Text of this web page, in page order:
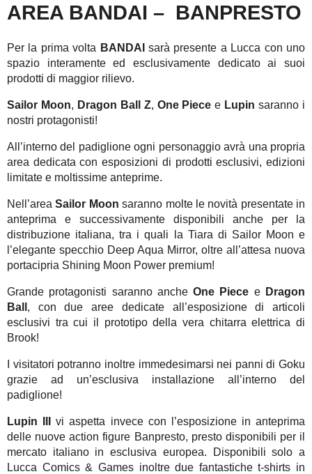
AREA BANDAI – BANPRESTO
Per la prima volta BANDAI sarà presente a Lucca con uno
spazio interamente ed esclusivamente dedicato ai suoi
prodotti di maggior rilievo.
Sailor Moon, Dragon Ball Z, One Piece e Lupin saranno i
nostri protagonisti!
All’interno del padiglione ogni personaggio avrà una propria
area dedicata con esposizioni di prodotti esclusivi, edizioni
limitate e moltissime anteprime.
Nell’areaSailor Moon saranno molte le novità presentate in
anteprima e successivamente disponibili anche per la
distribuzione italiana, tra i quali la Tiara di Sailor Moon e
l’elegante specchio Deep Aqua Mirror, oltre all’attesa nuova
portacipria Shining Moon Power premium!
Grande protagonisti saranno ancheOne Piece e Dragon
Ball , con due aree dedicate all’esposizione di articoli
esclusivi tra cui il prototipo della vera chitarra elettrica di
Brook!
I visitatori potranno inoltre immedesimarsi nei panni di Goku
grazie ad un’esclusiva installazione all’interno del
padiglione!
Lupin III
vi aspetta invece con l’esposizione in anteprima
delle nuove action figure Banpresto, presto disponibili per il
mercato italiano in esclusiva europea. Disponibili solo a
Lucca Comics & Games inoltre due fantastiche t-shirts in